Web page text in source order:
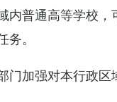
普通高等学校
。
加强对本行政区